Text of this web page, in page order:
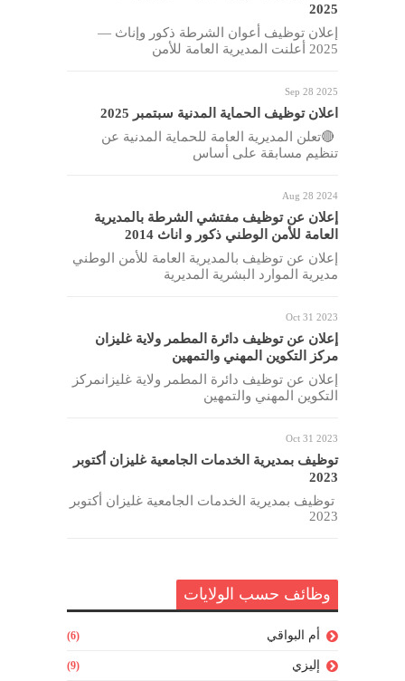
2025
إعلان توظيف أعوان الشرطة ذكور وإناث —
2025 أعلنت المديرية العامة للأمن
Sep 28 2025
اعلان توظيف الحماية المدنية سبتمبر 2025
🔴تعلن المديرية العامة للحماية المدنية عن
تنظيم مسابقة على أساس
Aug 28 2024
إعلان عن توظيف مفتشي الشرطة بالمديرية
العامة للأمن الوطني ذكور و اناث 2014
إعلان عن توظيف بالمديرية العامة للأمن الوطني
مديرية الموارد البشرية المديرية
Oct 31 2023
إعلان عن توظيف دائرة المطمر ولاية غليزان
مركز التكوين المهني والتمهين
إعلان عن توظيف دائرة المطمر ولاية غليزانمركز
التكوين المهني والتمهين
Oct 31 2023
توظيف بمديرية الخدمات الجامعية غليزان أكتوبر
2023
توظيف بمديرية الخدمات الجامعية غليزان أكتوبر
2023
وظائف حسب الولايات
أم البواقي (6)
إليزي (9)